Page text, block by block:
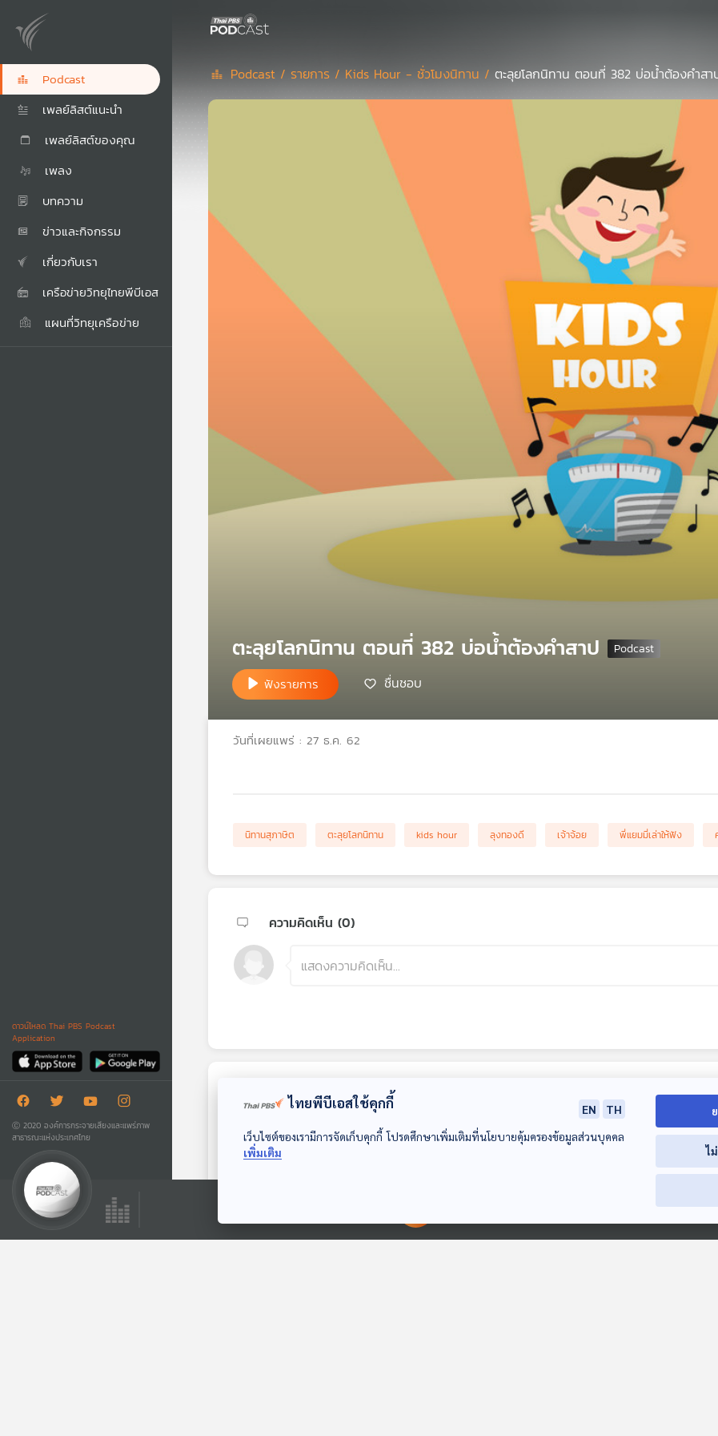
Podcast
เพลย์ลิสต์แนะนำ
เพลย์ลิสต์ของคุณ
เพลง
บทความ
ข่าวและกิจกรรม
เกี่ยวกับเรา
เครือข่ายวิทยุไทยพีบีเอส
แผนที่วิทยุเครือข่าย
ดาวน์โหลด Thai PBS Podcast
Application
Ⓒ 2020 องค์การกระจายเสียงและแพร่ภาพ
สาธารณะแห่งประเทศไทย
Podcast / รายการ / Kids Hour - ชั่วโมงนิทาน / ตะลุยโลกนิทาน ตอนที่ 382 บ่อน้ำต้องคำสา
ตะลุยโลกนิทาน ตอนที่ 382 บ่อน้ำต้องคำสาป
ฟังรายการ ชื่นชอบ
วันที่เผยแพร่ : 27 ธ.ค. 62
นิทานสุภาษิต ตะลุยโลกนิทาน kids hour ลุงทองดี เจ้าจ้อย พี่แยมมี่เล่าให้ฟัง
ความคิดเห็น (0)
ตอนถัดไป
ตะลุยโลกนิทาน ตอน
ตะลุยโลกนิทาน ตอน
EP. 1: ไก่ถอนขน
EP. 2: เทพแห่ง
00:00:00
ไทยพีบีเอสใช้คุกกี้ EN
TH
เว็บไซต์ของเรามีการจัดเก็บคุกกี้ โปรดศึกษาเพิ่มเติมที่นโยบายคุ้มครองข้อมูลส่วนบุคคล
เพิ่มเติม
ไ